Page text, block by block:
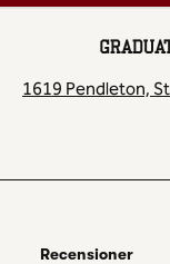
1619 Pendleton,
Recensioner